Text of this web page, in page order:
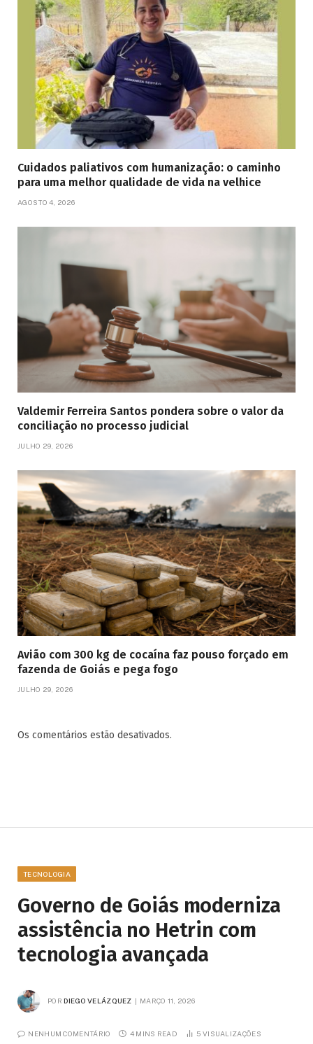
Cuidados paliativos com humanização: o caminho
para uma melhor qualidade de vida na velhice
AGOSTO 4, 2026
Valdemir Ferreira Santos pondera sobre o valor da
conciliação no processo judicial
JULHO 29, 2026
Avião com 300 kg de cocaína faz pouso forçado em
fazenda de Goiás e pega fogo
JULHO 29, 2026
Os comentários estão desativados.
TECNOLOGIA
Governo de Goiás moderniza
assistência no Hetrin com
tecnologia avançada
POR DIEGO VELÁZQUEZ MARÇO 11, 2026
NENHUM COMENTÁRIO 4 MINS READ 5 VISUALIZAÇÕES